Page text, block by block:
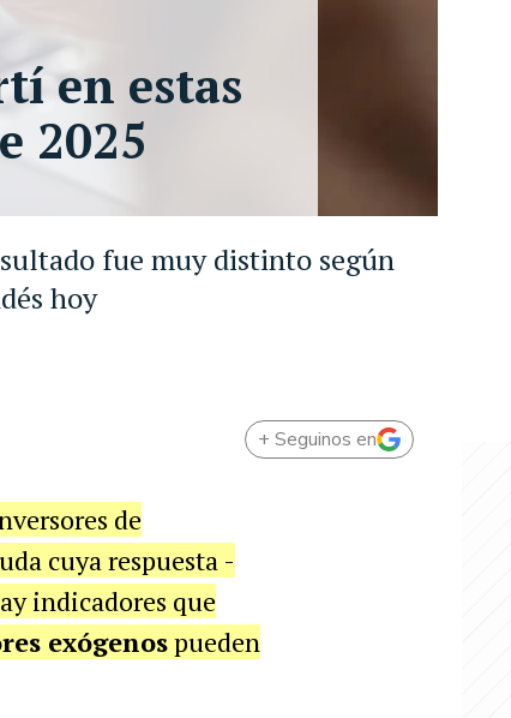
fue muy distinto según
hoy
en estas
2025
+ Seguinos en
de
cuya respuesta -
indicadores que
exógenospueden